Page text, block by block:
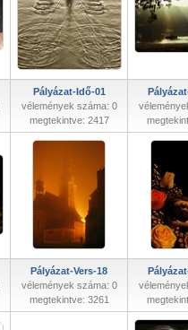
Pályázat-Idő-01
vélemények száma: 0
megtekintve: 2417
Pályázat-Vers-18
vélemények száma: 0
megtekintve: 3261